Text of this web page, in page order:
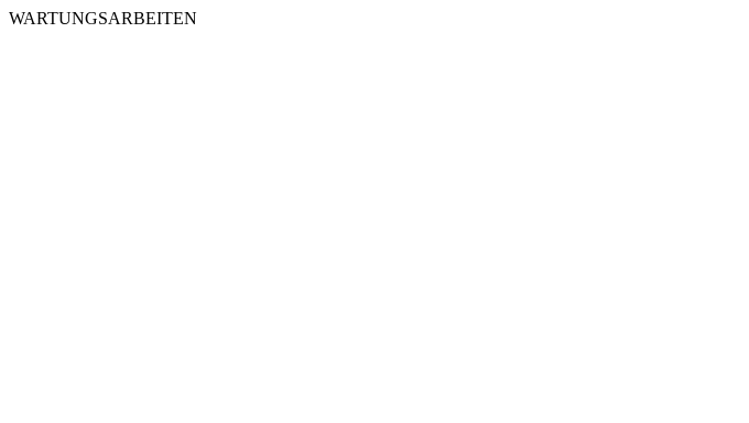
WARTUNGSARBEITEN